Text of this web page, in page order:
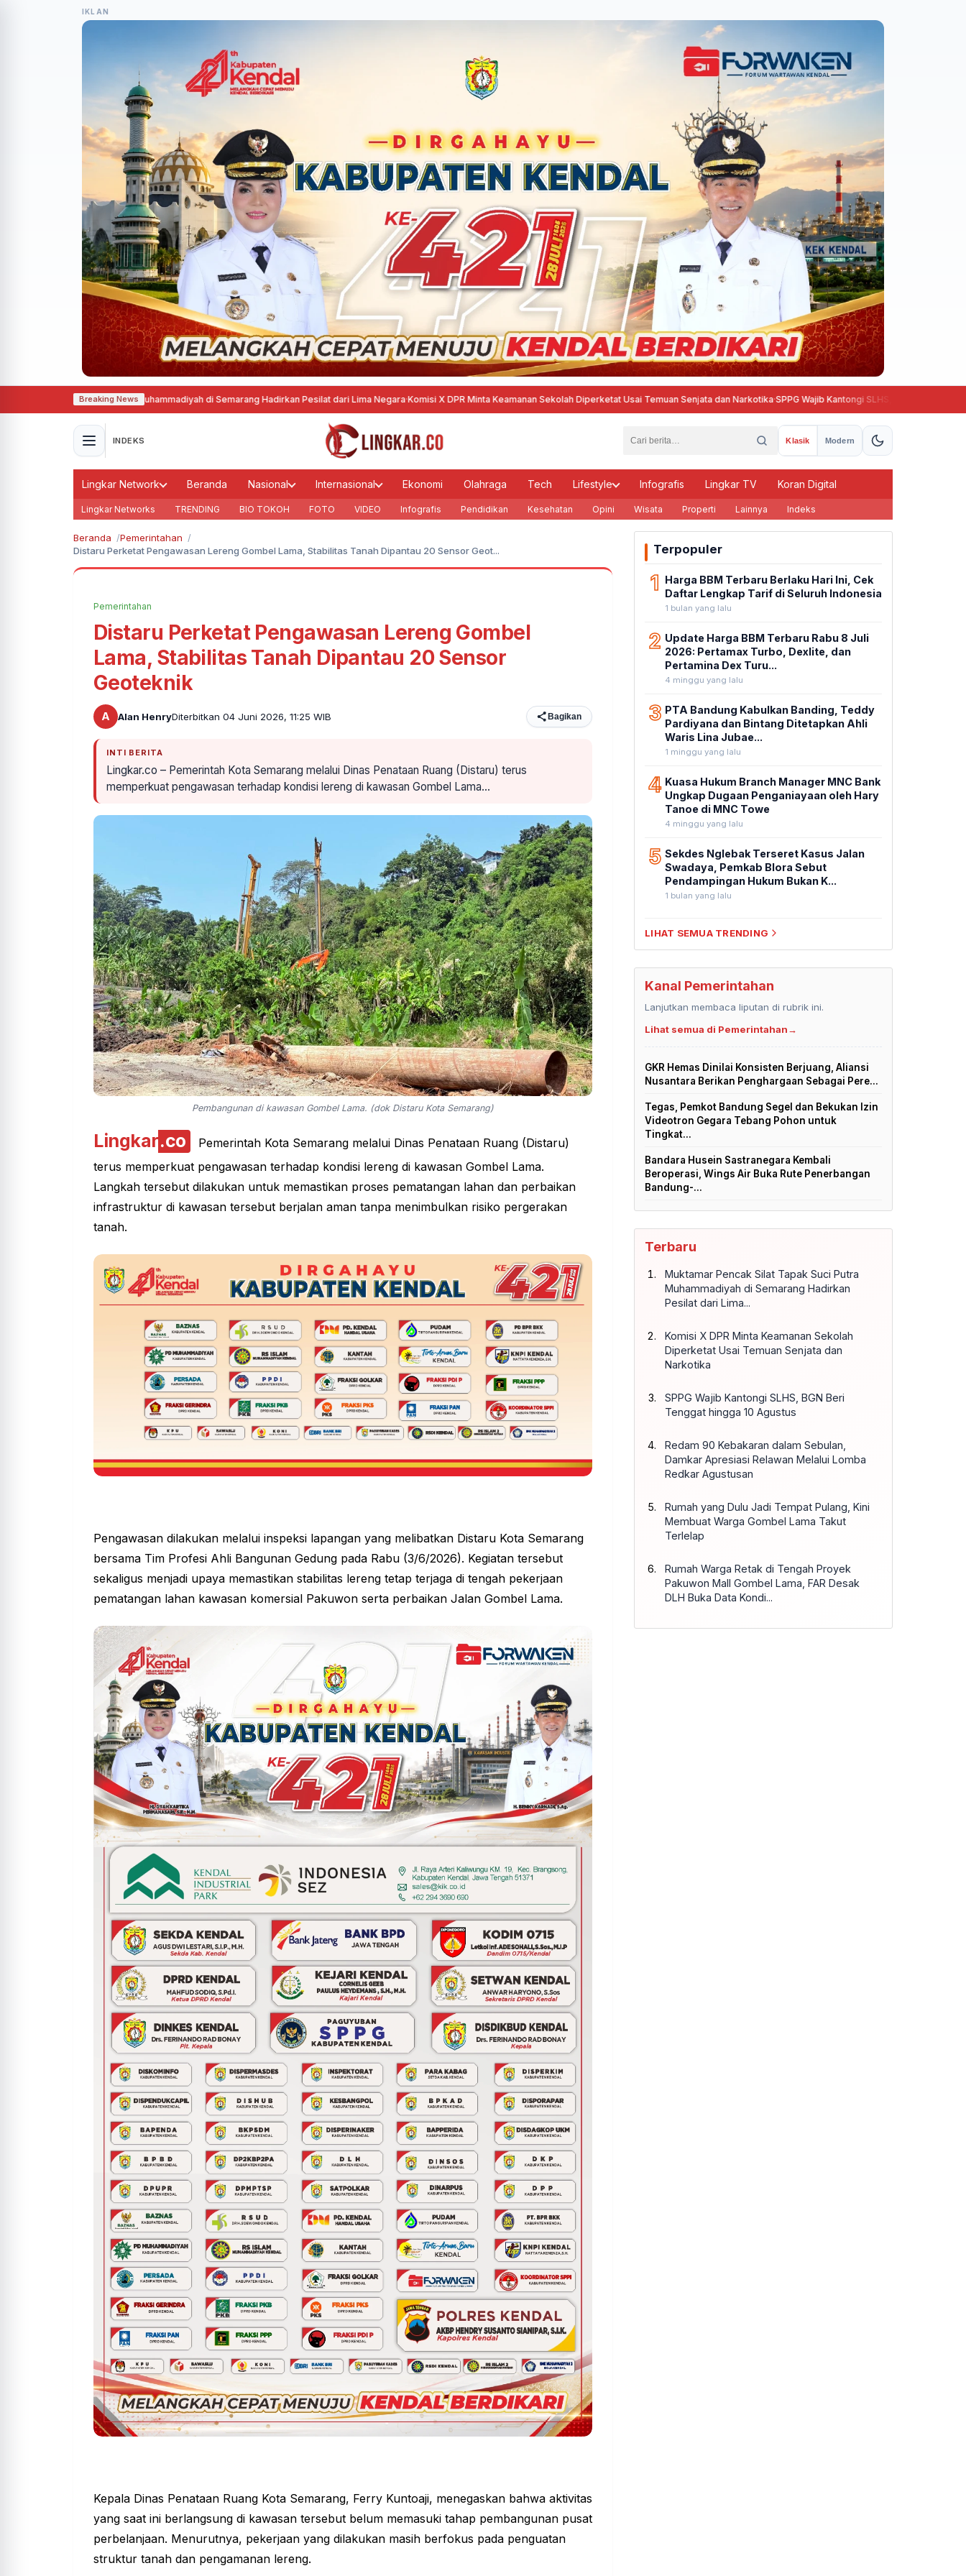
IKLAN
Breaking News
Tapak Suci Putra Muhammadiyah di Semarang Hadirkan Pesilat dari Lima Negara·Komisi X DPR Minta Keamanan Sekolah Diperketat Usai Temuan Senjata dan Narkotika·SPPG Wajib Kantongi SLHS, BGN Beri Tenggat hingga
INDEKS Klasik Modern
Lingkar Network Beranda Nasional Internasional Ekonomi Olahraga Tech Lifestyle Infografis Lingkar TV Koran Digital
Lingkar Networks TRENDING BIO TOKOH FOTO VIDEO Infografis Pendidikan Kesehatan Opini Wisata Properti Lainnya Indeks
Beranda
Pemerintahan
Distaru Perketat Pengawasan Lereng Gombel Lama, Stabilitas Tanah Dipantau 20 Sensor Geot...
Pemerintahan
Distaru Perketat Pengawasan Lereng Gombel
Lama, Stabilitas Tanah Dipantau 20 Sensor
Geoteknik
A Alan HenryDiterbitkan 04 Juni 2026, 11:25 WIB Bagikan
INTI BERITA
Lingkar.co – Pemerintah Kota Semarang melalui Dinas Penataan Ruang (Distaru) terus
memperkuat pengawasan terhadap kondisi lereng di kawasan Gombel Lama…
Pembangunan di kawasan Gombel Lama. (dok Distaru Kota Semarang)
Lingkar.co
Pemerintah Kota Semarang melalui Dinas Penataan Ruang (Distaru)
terus memperkuat pengawasan terhadap kondisi lereng di kawasan Gombel Lama.
Langkah tersebut dilakukan untuk memastikan proses pematangan lahan dan perbaikan
infrastruktur di kawasan tersebut berjalan aman tanpa menimbulkan risiko pergerakan
tanah.
Pengawasan dilakukan melalui inspeksi lapangan yang melibatkan Distaru Kota Semarang
bersama Tim Profesi Ahli Bangunan Gedung pada Rabu (3/6/2026). Kegiatan tersebut
sekaligus menjadi upaya memastikan stabilitas lereng tetap terjaga di tengah pekerjaan
pematangan lahan kawasan komersial Pakuwon serta perbaikan Jalan Gombel Lama.
Kepala Dinas Penataan Ruang Kota Semarang, Ferry Kuntoaji, menegaskan bahwa aktivitas
yang saat ini berlangsung di kawasan tersebut belum memasuki tahap pembangunan pusat
perbelanjaan. Menurutnya, pekerjaan yang dilakukan masih berfokus pada penguatan
struktur tanah dan pengamanan lereng.
Terpopuler
1 Harga BBM Terbaru Berlaku Hari Ini, Cek
Daftar Lengkap Tarif di Seluruh Indonesia
1 bulan yang lalu
2 Update Harga BBM Terbaru Rabu 8 Juli
2026: Pertamax Turbo, Dexlite, dan
Pertamina Dex Turu...
4 minggu yang lalu
3 PTA Bandung Kabulkan Banding, Teddy
Pardiyana dan Bintang Ditetapkan Ahli
Waris Lina Jubae...
1 minggu yang lalu
4 Kuasa Hukum Branch Manager MNC Bank
Ungkap Dugaan Penganiayaan oleh Hary
Tanoe di MNC Towe
4 minggu yang lalu
5 Sekdes Nglebak Terseret Kasus Jalan
Swadaya, Pemkab Blora Sebut
Pendampingan Hukum Bukan K...
1 bulan yang lalu
LIHAT SEMUA TRENDING
Kanal Pemerintahan
Lanjutkan membaca liputan di rubrik ini.
Lihat semua di Pemerintahan→
GKR Hemas Dinilai Konsisten Berjuang, Aliansi
Nusantara Berikan Penghargaan Sebagai Pere...
Tegas, Pemkot Bandung Segel dan Bekukan Izin
Videotron Gegara Tebang Pohon untuk
Tingkat...
Bandara Husein Sastranegara Kembali
Beroperasi, Wings Air Buka Rute Penerbangan
Bandung-...
Terbaru
Muktamar Pencak Silat Tapak Suci Putra
Muhammadiyah di Semarang Hadirkan
Pesilat dari Lima...
Komisi X DPR Minta Keamanan Sekolah
Diperketat Usai Temuan Senjata dan
Narkotika
SPPG Wajib Kantongi SLHS, BGN Beri
Tenggat hingga 10 Agustus
Redam 90 Kebakaran dalam Sebulan,
Damkar Apresiasi Relawan Melalui Lomba
Redkar Agustusan
Rumah yang Dulu Jadi Tempat Pulang, Kini
Membuat Warga Gombel Lama Takut
Terlelap
Rumah Warga Retak di Tengah Proyek
Pakuwon Mall Gombel Lama, FAR Desak
DLH Buka Data Kondi...